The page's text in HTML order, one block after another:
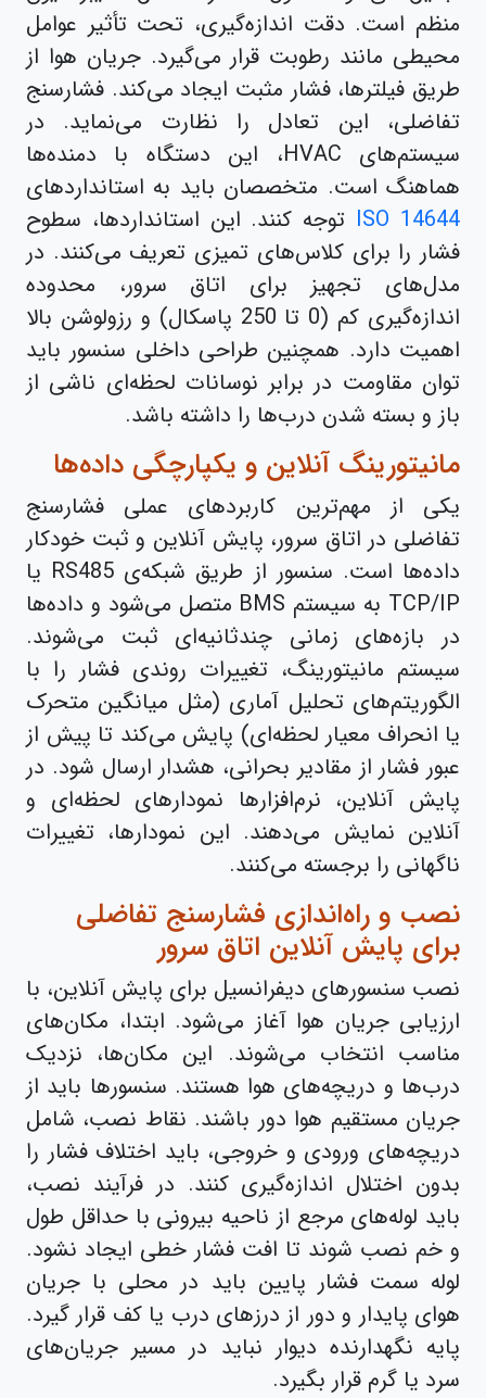
منظم است. دقت اندازه‌گیری، تحت تأثیر عوامل
محیطی مانند رطوبت قرار می‌گیرد. جریان هوا از
طریق فیلترها، فشار مثبت ایجاد می‌کند. فشارسنج
تفاضلی، این تعادل را نظارت می‌نماید. در
سیستم‌های HVAC، این دستگاه با دمنده‌ها
هماهنگ است. متخصصان باید به استانداردهای
ISO 14644 توجه کنند. این استانداردها، سطوح
فشار را برای کلاس‌های تمیزی تعریف می‌کنند. در
مدل‌های تجهیز برای اتاق سرور، محدوده
اندازه‌گیری کم (0 تا 250 پاسکال) و رزولوشن بالا
اهمیت دارد. همچنین طراحی داخلی سنسور باید
توان مقاومت در برابر نوسانات لحظه‌ای ناشی از
باز و بسته شدن درب‌ها را داشته باشد.
مانیتورینگ آنلاین و یکپارچگی داده‌ها
یکی از مهم‌ترین کاربردهای عملی فشارسنج
تفاضلی در اتاق سرور، پایش آنلاین و ثبت خودکار
داده‌ها است. سنسور از طریق شبکه‌ی RS485 یا
TCP/IP به سیستم BMS متصل می‌شود و داده‌ها
در بازه‌های زمانی چندثانیه‌ای ثبت می‌شوند.
سیستم مانیتورینگ، تغییرات روندی فشار را با
الگوریتم‌های تحلیل آماری (مثل میانگین متحرک
یا انحراف معیار لحظه‌ای) پایش می‌کند تا پیش از
عبور فشار از مقادیر بحرانی، هشدار ارسال شود. در
پایش آنلاین، نرم‌افزارها نمودارهای لحظه‌ای و
آنلاین نمایش می‌دهند. این نمودارها، تغییرات
ناگهانی را برجسته می‌کنند.
نصب و راه‌اندازی فشارسنج تفاضلی
برای پایش آنلاین اتاق سرور
نصب سنسورهای دیفرانسیل برای پایش آنلاین، با
ارزیابی جریان هوا آغاز می‌شود. ابتدا، مکان‌های
مناسب انتخاب می‌شوند. این مکان‌ها، نزدیک
درب‌ها و دریچه‌های هوا هستند. سنسورها باید از
جریان مستقیم هوا دور باشند. نقاط نصب، شامل
دریچه‌های ورودی و خروجی، باید اختلاف فشار را
بدون اختلال اندازه‌گیری کنند. در فرآیند نصب،
باید لوله‌های مرجع از ناحیه بیرونی با حداقل طول
و خم نصب شوند تا افت فشار خطی ایجاد نشود.
لوله سمت فشار پایین باید در محلی با جریان
هوای پایدار و دور از درزهای درب یا کف قرار گیرد.
پایه نگهدارنده دیوار نباید در مسیر جریان‌های
سرد یا گرم قرار بگیرد.